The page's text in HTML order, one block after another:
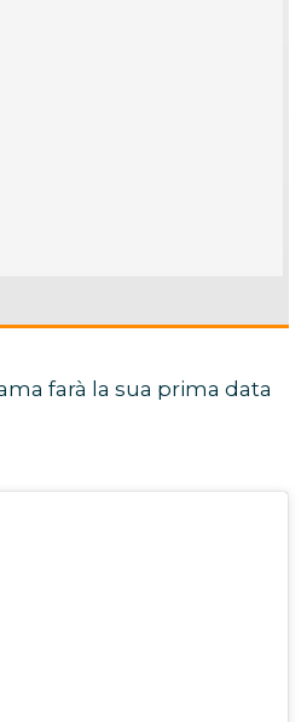
farà la sua prima data